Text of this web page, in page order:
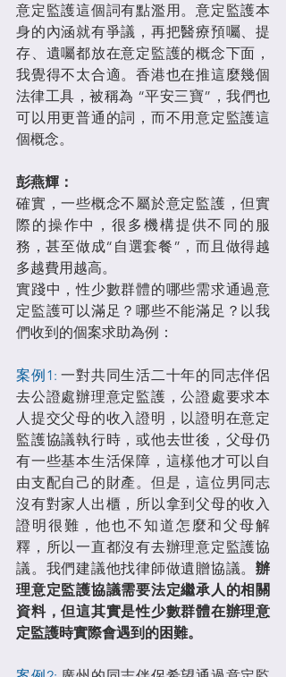
意定監護這個詞有點濫用。意定監護本
身的內涵就有爭議，再把醫療預囑、提
存、遺囑都放在意定監護的概念下面，
我覺得不太合適。香港也在推這麼幾個
法律工具，被稱為 “平安三寶”，我們也
可以用更普通的詞，而不用意定監護這
個概念。
彭燕輝：
確實，一些概念不屬於意定監護，但實
際的操作中，很多機構提供不同的服
務，甚至做成“自選套餐”，而且做得越
多越費用越高。
實踐中，性少數群體的哪些需求通過意
定監護可以滿足？哪些不能滿足？以我
們收到的個案求助為例：
案例1: 一對共同生活二十年的同志伴侶
去公證處辦理意定監護，公證處要求本
人提交父母的收入證明，以證明在意定
監護協議執行時，或他去世後，父母仍
有一些基本生活保障，這樣他才可以自
由支配自己的財產。但是，這位男同志
沒有對家人出櫃，所以拿到父母的收入
證明很難，他也不知道怎麼和父母解
釋，所以一直都沒有去辦理意定監護協
議。我們建議他找律師做遺贈協議。 辦
理意定監護協議需要法定繼承人的相關
資料，但這其實是性少數群體在辦理意
定監護時實際會遇到的困難。